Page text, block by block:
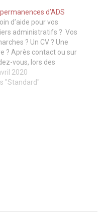
d’ADS
d’aide pour vos
administratifs ? Vos
? Un CV ? Une
? Après contact ou sur
vous, lors des
au Centre
et Culturel des Blagis
2020
"Standard"